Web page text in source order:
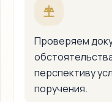
Проверяем
перспективу
поручения.